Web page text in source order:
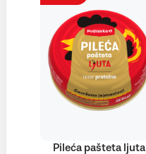
Pileća pašteta ljuta